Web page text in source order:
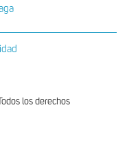
los derechos